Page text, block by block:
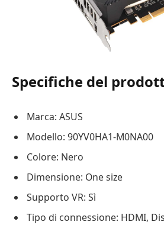
Specifiche del
Marca: ASUS
Modello: 90YV0HA1-M0NA00
Colore: Nero
Dimensione: One size
Supporto VR: Sì
Tipo di connessione: HDMI,